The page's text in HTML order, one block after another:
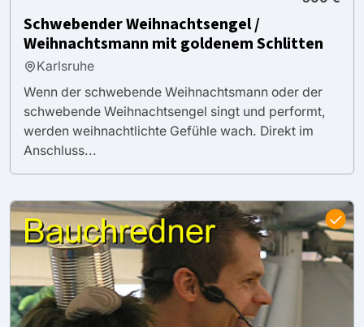
Schwebender Weihnachtsengel /
Weihnachtsmann mit goldenem Schlitten
Karlsruhe
Wenn der schwebende Weihnachtsmann oder der
schwebende Weihnachtsengel singt und performt,
werden weihnachtlichte Gefühle wach. Direkt im
Anschluss...